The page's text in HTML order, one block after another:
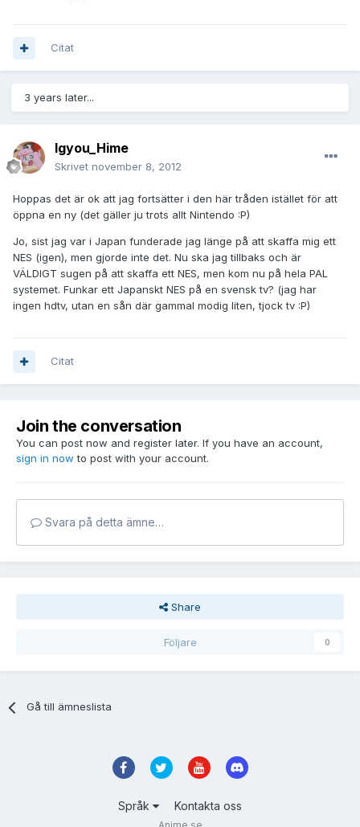
Citat
3 years later...
Igyou_Hime
Skrivet november 8, 2012
Hoppas det är ok att jag fortsätter i den här tråden istället för att
öppna en ny (det gäller ju trots allt Nintendo :P)
Jo, sist jag var i Japan funderade jag länge på att skaffa mig ett
NES (igen), men gjorde inte det. Nu ska jag tillbaks och är
VÄLDIGT sugen på att skaffa ett NES, men kom nu på hela PAL
systemet. Funkar ett Japanskt NES på en svensk tv? (jag har
ingen hdtv, utan en sån där gammal modig liten, tjock tv :P)
Citat
Join the conversation
You can post now and register later. If you have an account,
sign in now to post with your account.
Svara på detta ämne…
Share
Följare 0
Gå till ämneslista
Språk Kontakta oss